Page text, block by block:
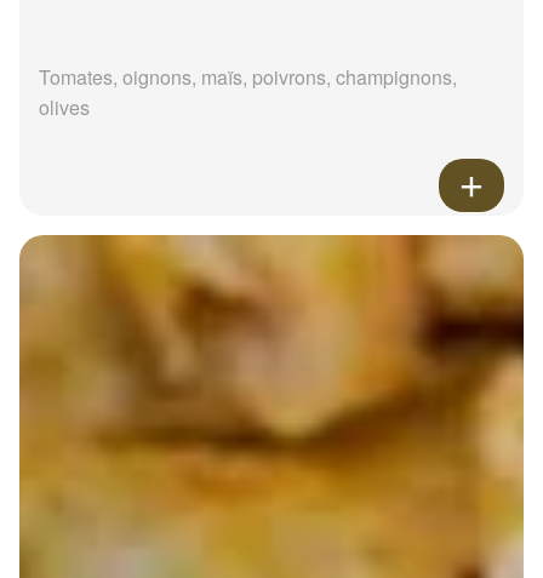
Tomates, oignons, maïs, poivrons, champignons,
olives